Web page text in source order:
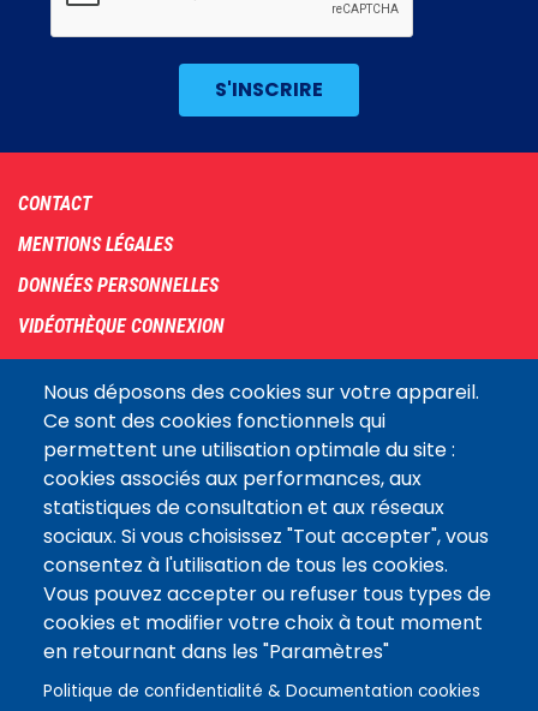
Nous déposons des cookies sur votre appareil.
Ce sont des cookies fonctionnels qui
permettent une utilisation optimale du site :
cookies associés aux performances, aux
statistiques de consultation et aux réseaux
sociaux. Si vous choisissez "Tout accepter", vous
consentez à l'utilisation de tous les cookies.
Vous pouvez accepter ou refuser tous types de
cookies et modifier votre choix à tout moment
en retournant dans les "Paramètres"
Politique de confidentialité & Documentation cookies
Footer
menu
CONTACT
MENTIONS LÉGALES
DONNÉES PERSONNELLES
VIDÉOTHÈQUE CONNEXION
COOKIES
Assemblée
nationaleLE SITE DE L’ASSEMBLÉE NATIONALE
Suivez-nous